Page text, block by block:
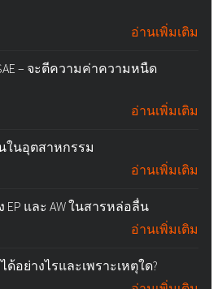
อ่านเพิ่มเติม
– จะตีความค่าความหนืด
อ่านเพิ่มเติม
ในอุตสาหกรรม
อ่านเพิ่มเติม
และ AW ในสารหล่อลื่น
อ่านเพิ่มเติม
อย่างไรและเพราะเหตุใด?